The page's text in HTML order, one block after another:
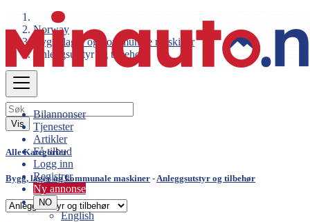
Bilannonser
Tjenester
Artikler
Få tilbud
Logg inn
Registrer
Ny annonse
NO
English
Norway
Bygg, lager og kommunale maskiner
Anleggsutstyr og tilbehør
Søk
Vis
Alle Kategorier
Bygg, lager og kommunale maskiner - Anleggsutstyr og tilbehør